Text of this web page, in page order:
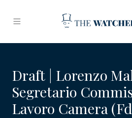
Draft | Lorenzo
Segretario
Lavoro Camera